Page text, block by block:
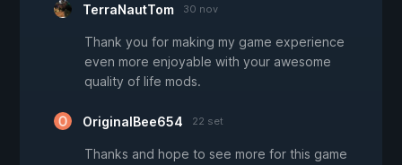
TerraNautTom 30 nov
Thank you for making my game experience
even more enjoyable with your awesome
quality of life mods.
OriginalBee654 22 set
Thanks and hope to see more for this game